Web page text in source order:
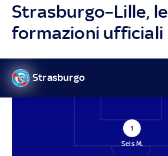
Strasburgo–Lille, le
formazioni ufficiali
Strasburgo
1
Sels M.